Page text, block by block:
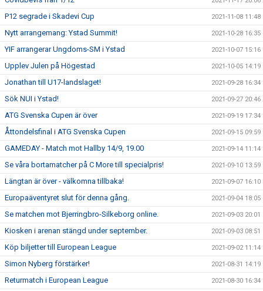
P12 segrade i Skadevi Cup 2021-11-08 11:48
Nytt arrangemang: Ystad Summit! 2021-10-28 16:35
YIF arrangerar Ungdoms-SM i Ystad 2021-10-07 15:16
Upplev Julen på Högestad 2021-10-05 14:19
Jonathan till U17-landslaget! 2021-09-28 16:34
Sök NUI i Ystad! 2021-09-27 20:46
ATG Svenska Cupen är över 2021-09-19 17:34
Åttondelsfinal i ATG Svenska Cupen 2021-09-15 09:59
GAMEDAY - Match mot Hallby 14/9, 19.00 2021-09-14 11:14
Se våra bortamatcher på C More till specialpris! 2021-09-10 13:59
Längtan är över - välkomna tillbaka! 2021-09-07 16:10
Europaäventyret slut för denna gång. 2021-09-04 18:05
Se matchen mot Bjerringbro-Silkeborg online. 2021-09-03 20:01
Kiosken i arenan stängd under september. 2021-09-03 08:51
Köp biljetter till European League 2021-09-02 11:14
Simon Nyberg förstärker! 2021-08-31 14:19
Returmatch i European League 2021-08-30 16:34